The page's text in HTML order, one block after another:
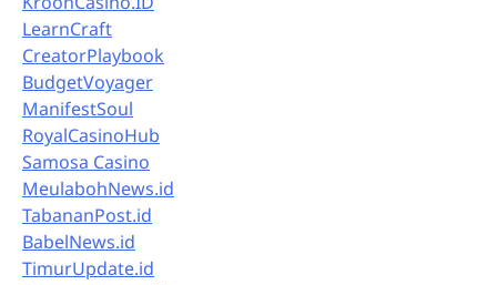
LearnCraft
CreatorPlaybook
BudgetVoyager
ManifestSoul
RoyalCasinoHub
Samosa Casino
MeulabohNews.id
TabananPost.id
BabelNews.id
TimurUpdate.id